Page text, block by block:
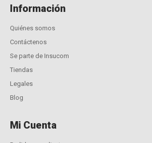
Información
Quiénes somos
Contáctenos
Se parte de Insucom
Tiendas
Legales
Blog
Mi Cuenta